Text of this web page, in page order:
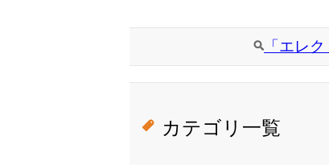
「エレ
カテゴリ一覧